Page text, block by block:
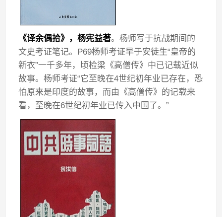
《译余偶拾》，杨宪益著。杨师写于抗战期间的
文史考证笔记。P69杨师考证早于安徒生“皇帝的
新衣”一千多年，顷检梁《高僧传》中已记载近似
故事。杨师考证“它至晚在4世纪初年业已存在，恐
怕原来是印度的故事，而由《高僧传》的记载来
看，至晚在6世纪初年业已传入中国了。”